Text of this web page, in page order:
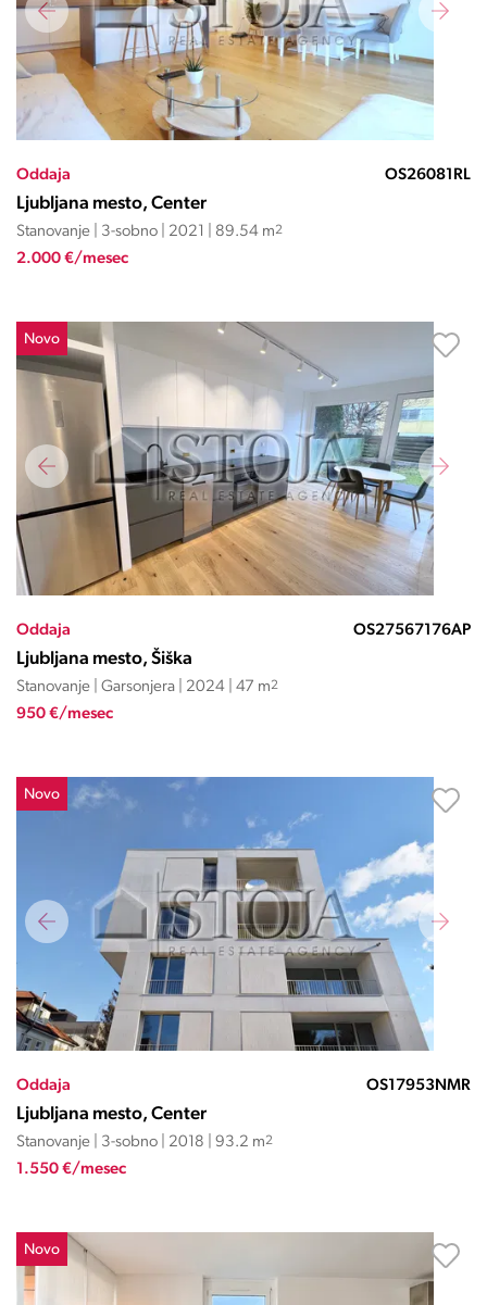
Oddaja OS26081RL
Ljubljana mesto, Center
Stanovanje | 3-sobno | 2021 | 89.54 m2
2.000 €/mesec
Novo
Oddaja OS27567176AP
Ljubljana mesto, Šiška
Stanovanje | Garsonjera | 2024 | 47 m2
950 €/mesec
Novo
Oddaja OS17953NMR
Ljubljana mesto, Center
Stanovanje | 3-sobno | 2018 | 93.2 m2
1.550 €/mesec
Novo